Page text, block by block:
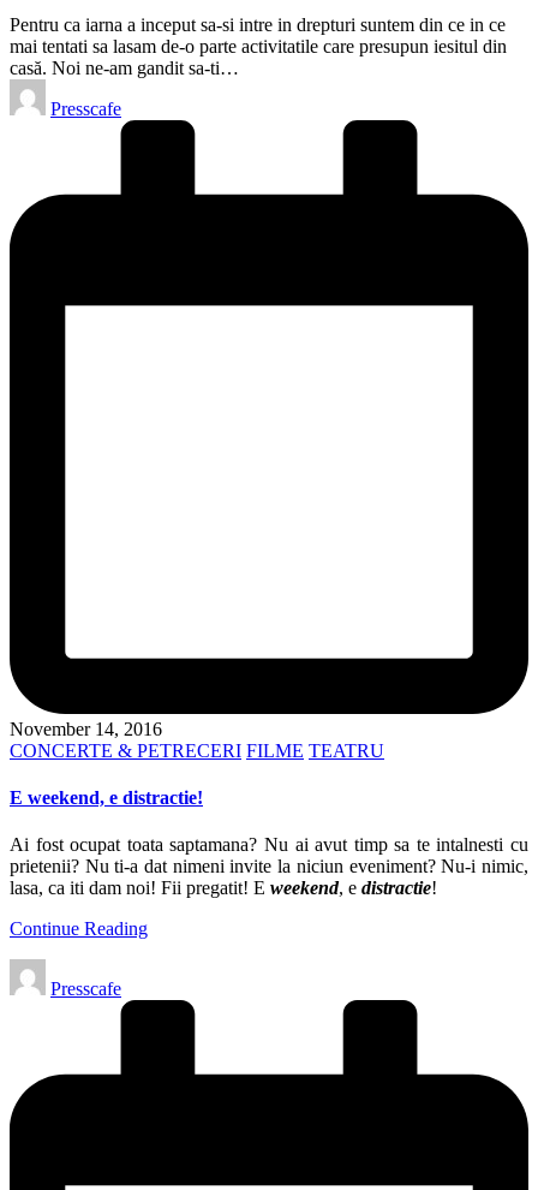
Pentru ca iarna a inceput sa-si intre in drepturi suntem din ce in ce
mai tentati sa lasam de-o parte activitatile care presupun iesitul din
casă. Noi ne-am gandit sa-ti…
Posted
by
Presscafe
November 14, 2016
Posted
CONCERTE & PETRECERI FILME TEATRU
E weekend, e distractie!
Ai fost ocupat toata saptamana? Nu ai avut timp sa te intalnesti cu
prietenii? Nu ti-a dat nimeni invite la niciun eveniment? Nu-i nimic,
lasa, ca iti dam noi! Fii pregatit! E weekend, e distractie!
Continue Reading
Posted
by
Presscafe